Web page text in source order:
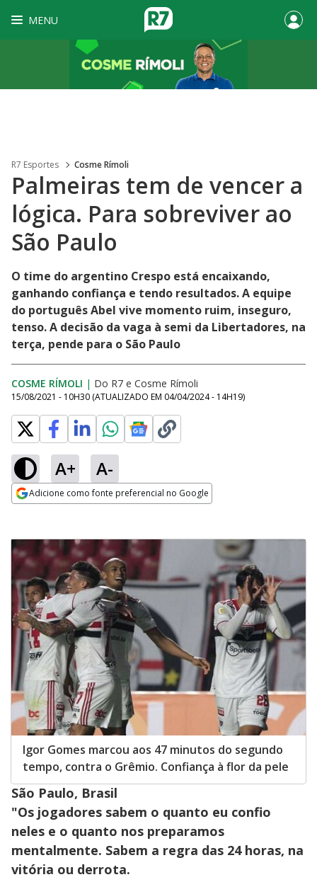
MENU
R7 Esportes Cosme Rímoli
Palmeiras tem de vencer a
lógica. Para sobreviver ao
São Paulo
O time do argentino Crespo está encaixando,
ganhando confiança e tendo resultados. A equipe
do português Abel vive momento ruim, inseguro,
tenso. A decisão da vaga à semi da Libertadores, na
terça, pende para o São Paulo
COSME RÍMOLI | Do R7 e Cosme Rímoli
15/08/2021 - 10H30 (ATUALIZADO EM 04/04/2024 - 14H19)
A+ A-
Adicione como fonte preferencial no Google
Igor Gomes marcou aos 47 minutos do segundo
tempo, contra o Grêmio. Confiança à flor da pele
São Paulo, Brasil
"Os jogadores sabem o quanto eu confio
neles e o quanto nos preparamos
mentalmente. Sabem a regra das 24 horas, na
vitória ou derrota.